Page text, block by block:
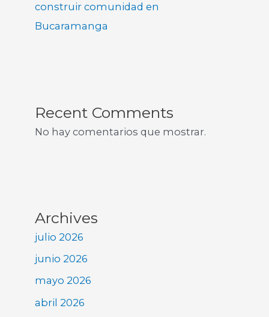
construir comunidad en
Bucaramanga
Recent Comments
No hay comentarios que mostrar.
Archives
julio 2026
junio 2026
mayo 2026
abril 2026